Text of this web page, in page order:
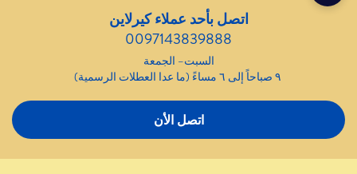
اتصل بأحد عملاء كيرلاين
0097143839888
السبت– الجمعة
اتصل الأن